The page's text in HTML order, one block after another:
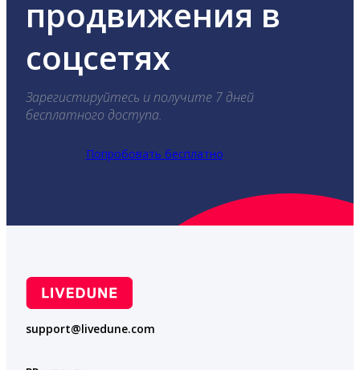
продвижения в
соцсетях
Зарегистируйтесь и получите 7 дней
бесплатного доступа.
Попробовать бесплатно
support@livedune.com